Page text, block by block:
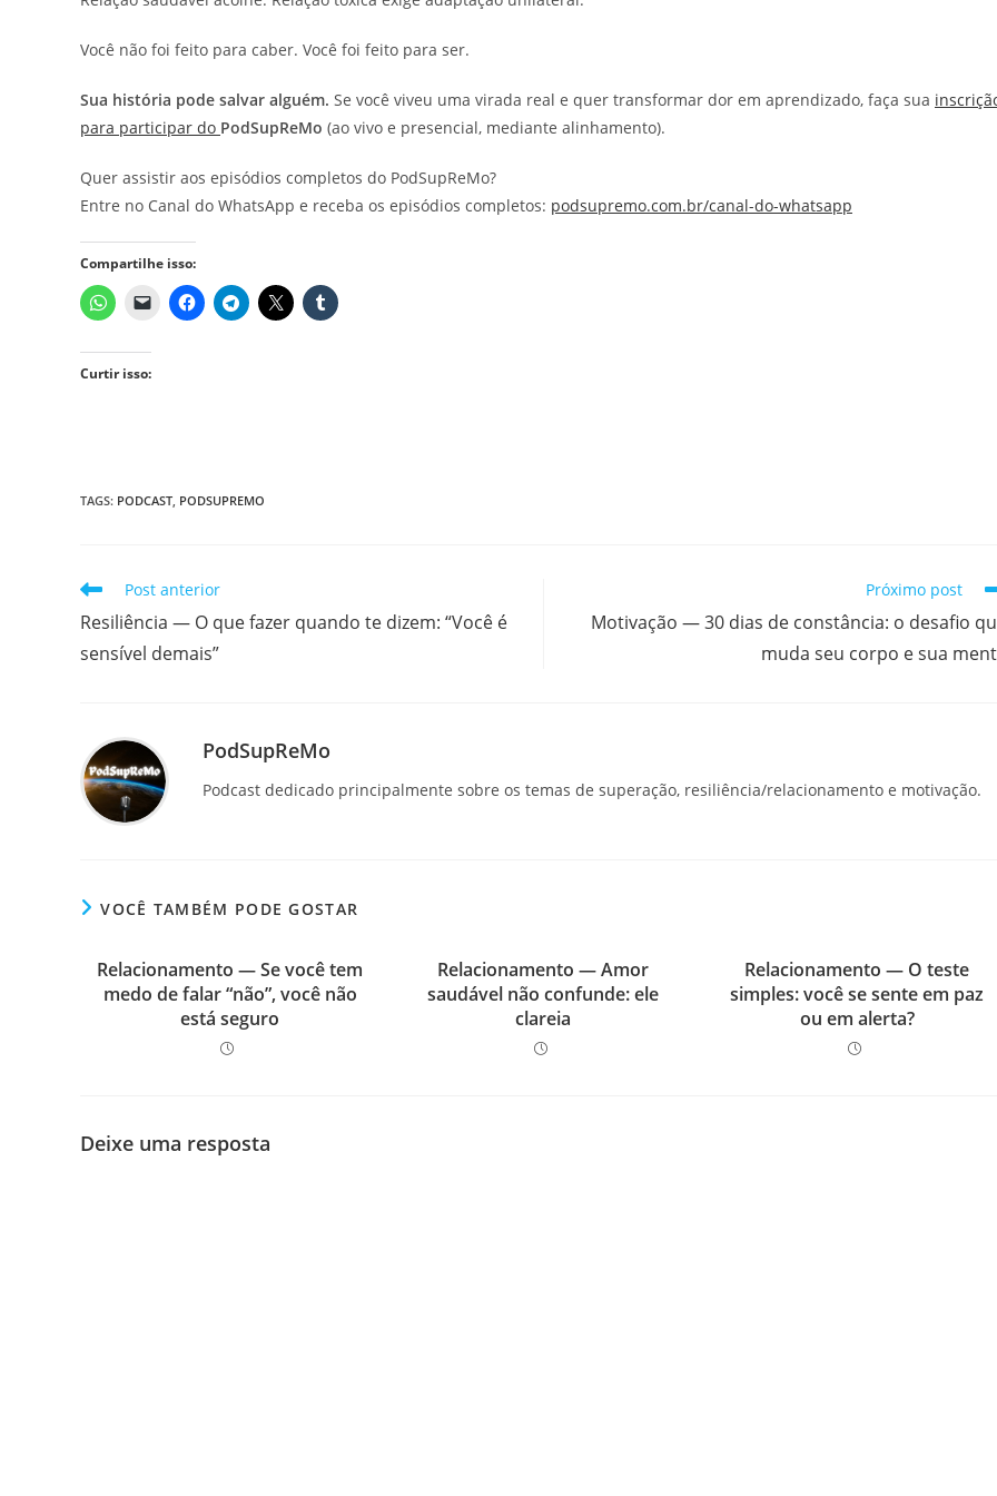
Você não foi feito para caber. Você foi feito para ser.
Sua história pode salvar alguém. Se você viveu uma virada real e quer transformar dor em aprendizado, faça sua
para participar do PodSupReMo (ao vivo e presencial, mediante alinhamento).
Quer assistir aos episódios completos do PodSupReMo?
Entre no Canal do WhatsApp e receba os episódios completos: podsupremo.com.br/canal-do-whatsapp
Compartilhe isso:
Curtir isso:
TAGS: PODCAST, PODSUPREMO
Leia
artigos
Post anterior
Resiliência — O que fazer quando te dizem: “Você é
sensível demais”
Próximo post
Motivação — 30 dias de constância: o desafio
muda seu corpo e sua
PodSupReMo
Podcast dedicado principalmente sobre os temas de superação, resiliência/relacionamento e motivação.
VOCÊ TAMBÉM PODE GOSTAR
Relacionamento — Se você tem
medo de falar “não”, você não
está seguro
Relacionamento — Amor
saudável não confunde: ele
clareia
Relacionamento — O teste
simples: você se sente em paz
ou em alerta?
Deixe uma resposta